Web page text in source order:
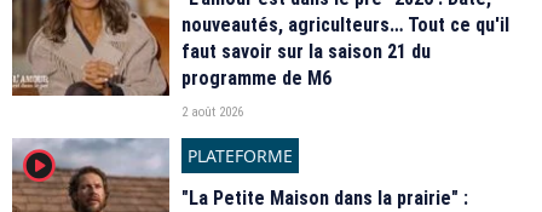
nouveautés, agriculteurs… Tout ce qu'il
faut savoir sur la saison 21 du
programme de M6
2 août 2026
player2
PLATEFORME
"La Petite Maison dans la prairie" :